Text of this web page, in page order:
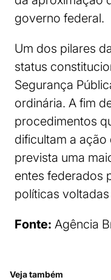
governo federal.
Um dos pilares
status
Segurança
ordinária. A fim
procedimentos
dificultam a
prevista uma
entes federados
políticas
Fonte: Agência
Veja também